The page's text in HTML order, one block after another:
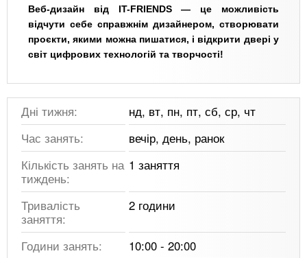
Веб-дизайн від IT-FRIENDS — це можливість
відчути себе справжнім дизайнером, створювати
проєкти, якими можна пишатися, і відкрити двері у
світ цифрових технологій та творчості!
Дні тижня:
нд, вт, пн, пт, сб, ср, чт
Час занять:
вечір, день, ранок
Кількість занять на
тиждень:
1 заняття
Тривалість
заняття:
2 години
Години занять:
10:00 - 20:00